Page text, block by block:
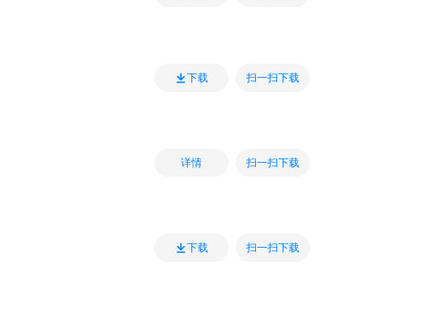
下载 扫一扫下载
详情 扫一扫下载
下载 扫一扫下载